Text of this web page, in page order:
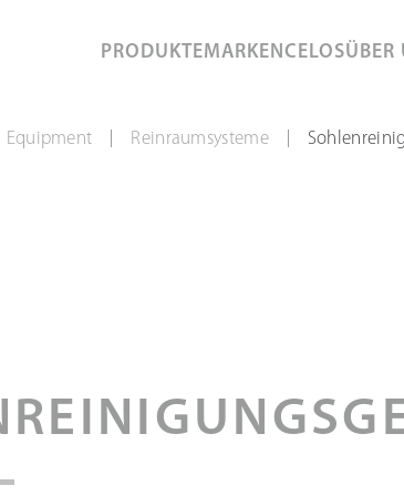
PRODUKTEMARKENCELOSÜBER
Equipment Reinraumsysteme